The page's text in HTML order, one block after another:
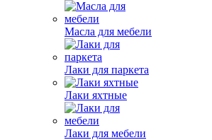
Масла для мебели
Лаки для паркета
Лаки яхтные
Лаки для мебели